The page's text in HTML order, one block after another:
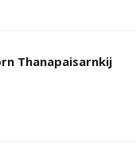
Thanapaisarnkij